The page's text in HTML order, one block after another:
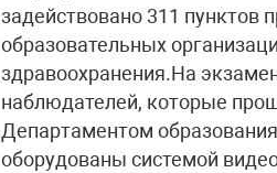
задействовано 311 пунктов
образовательных
здравоохранения.На
наблюдателей, которые
Департаментом
оборудованы системой